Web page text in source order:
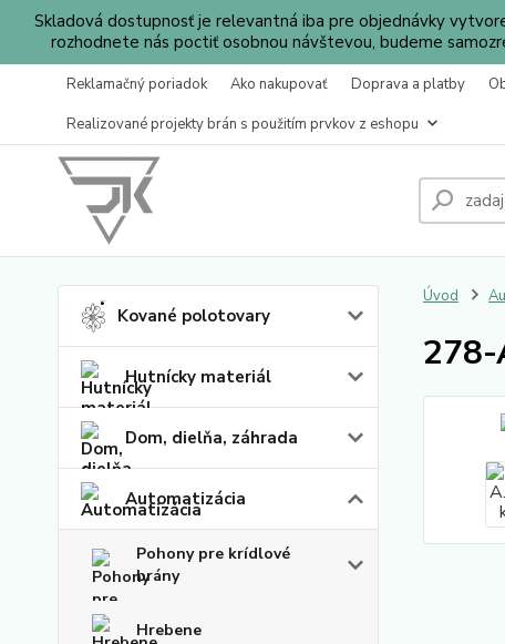
Skladová dostupnosť je relevantná iba pre objednávky
rozhodnete nás poctiť osobnou návštevou, budeme
Reklamačný poriadok Ako nakupovať Doprava a platby
Realizované projekty brán s použitím prvkov z eshopu
Kované polotovary
Hutnícky materiál
Dom, dielňa, záhrada
Automatizácia
Pohony pre krídlové
brány
Hrebene
Úvod
278-